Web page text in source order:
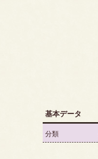
基本データ
分類